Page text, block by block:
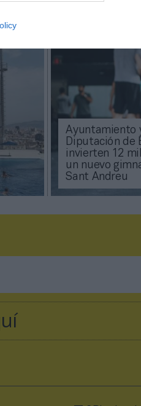
Ayuntamiento
Diputación de
invierten 12
un nuevo
Sant Andreu